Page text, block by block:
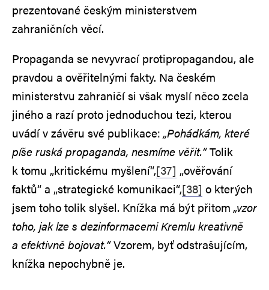
prezentované českým ministerstvem
zahraničních věcí.
Propaganda se nevyvrací protipropagandou, ale
pravdou a ověřitelnými fakty. Na českém
ministerstvu zahraničí si však myslí něco zcela
jiného a razí proto jednoduchou tezi, kterou
uvádí v závěru své publikace:„Pohádkám, které
píše ruská propaganda, nesmíme věřit.“Tolik
k tomu „kritickému myšlení“,[37] „ověřování
faktů“ a „strategické komunikaci“,[38] o kterých
jsem toho tolik slyšel. Knížka má být přitom„vzor
toho, jak lze s dezinformacemi Kremlu kreativně
a efektivně bojovat.“Vzorem, byť odstrašujícím,
knížka nepochybně je.